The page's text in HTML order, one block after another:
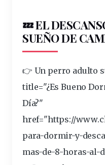
💤 EL
SUEÑO DE
👉 Un perro adulto
title="¿Es Bueno
Día?"
href="https://
para-dormir-y-
mas-de-8-horas-al-